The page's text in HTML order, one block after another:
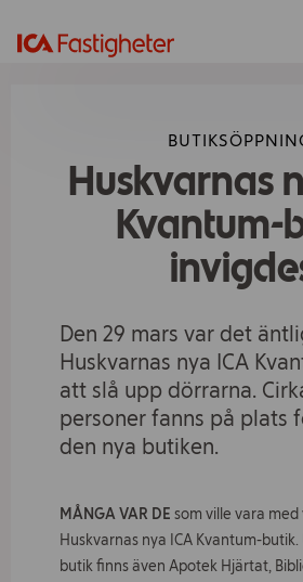
Våra fastigheter
Hållbarhet
Våra handelsplatser
ICAs fyra butiksformat
Om ICA Fastigheter
Kontakt
Huskvarnas
Kvantum-
Den 29 mars var det
Huskvarnas nya ICA
att slå upp dörrarna.
personer fanns på plats
den nya butiken.
MÅNGA VAR DE som ville vara
Huskvarnas nya ICA Kvantum-
butik finns även Apotek Hjärtat,